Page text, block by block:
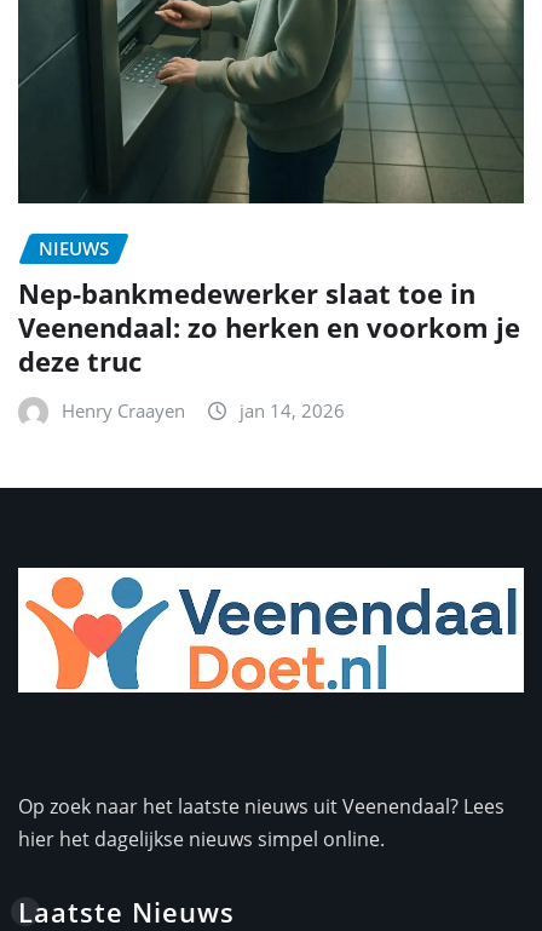
NIEUWS
Nep-bankmedewerker slaat toe in
Veenendaal: zo herken en voorkom je
deze truc
Henry Craayen jan 14, 2026
Op zoek naar het laatste nieuws uit Veenendaal? Lees
hier het dagelijkse nieuws simpel online.
Laatste Nieuws